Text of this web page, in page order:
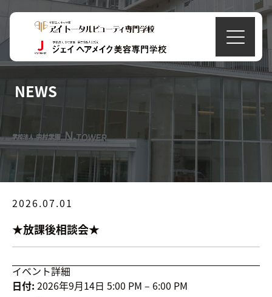
NEWS
2026.07.01
★放課後相談会★
イベント詳細
日付: 2026年9月14日 5:00 PM – 6:00 PM